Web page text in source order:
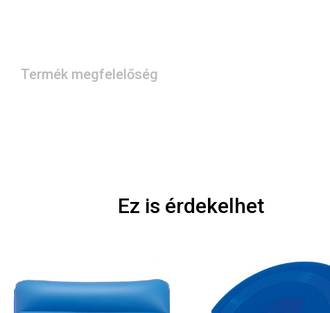
Termék megfelelőség
Ez is érdekelhet